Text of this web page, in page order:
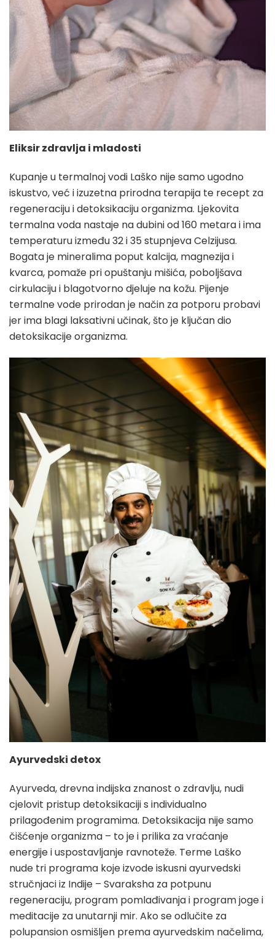
Eliksir zdravlja i mladosti
Kupanje u termalnoj vodi Laško nije samo ugodno
iskustvo, već i izuzetna prirodna terapija te recept za
regeneraciju i detoksikaciju organizma. Ljekovita
termalna voda nastaje na dubini od 160 metara i ima
temperaturu između 32 i 35 stupnjeva Celzijusa.
Bogata je mineralima poput kalcija, magnezija i
kvarca, pomaže pri opuštanju mišića, poboljšava
cirkulaciju i blagotvorno djeluje na kožu. Pijenje
termalne vode prirodan je način za potporu probavi
jer ima blagi laksativni učinak, što je ključan dio
detoksikacije organizma.
Ayurvedski detox
Ayurveda, drevna indijska znanost o zdravlju, nudi
cjelovit pristup detoksikaciji s individualno
prilagođenim programima. Detoksikacija nije samo
čišćenje organizma – to je i prilika za vraćanje
energije i uspostavljanje ravnoteže. Terme Laško
nude tri programa koje izvode iskusni ayurvedski
stručnjaci iz Indije – Svaraksha za potpunu
regeneraciju, program pomlađivanja i program joge i
meditacije za unutarnji mir. Ako se odlučite za
polupansion osmišljen prema ayurvedskim načelima,